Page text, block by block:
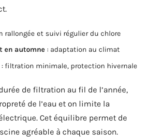
rallongée et suivi régulier du chlore
en automne : adaptation au climat
: filtration minimale, protection hivernale
de filtration au fil de l’année,
de l’eau et on limite la
Cet équilibre permet de
agréable à chaque saison.